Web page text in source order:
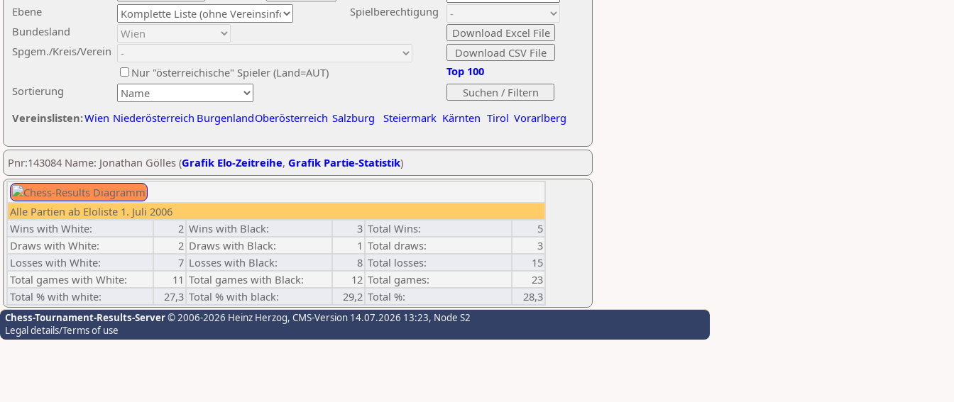
Ebene
Sortierung
Bundesland
Spgem./Kreis/Verein
Nur "österreichische" Spieler (Land=AUT)
Spielberechtigung
Vereinslisten:Wien Niederösterreich BurgenlandOberösterreich Salzburg Steiermark Kärnten Tirol Vorarlberg
Top 100
Pnr:143084 Name: Jonathan Gölles (Grafik Elo-Zeitreihe, Grafik Partie-Statistik)
Alle Partien ab Eloliste 1. Juli 2006
Wins with White:
2 Wins with Black: 3 Total Wins:
5
Draws with White:
2 Draws with Black: 1 Total draws:
3
Losses with White:
7 Losses with Black: 8 Total losses:
15
Total games with White:
11 Total games with Black: 12 Total games:
23
Total % with white:
27,3 Total % with black: 29,2 Total %: 28,3
Chess-Tournament-Results-Server© 2006-2026 Heinz Herzog, CMS-Version 14.07.2026 13:23, Node S2
Legal details/Terms of use